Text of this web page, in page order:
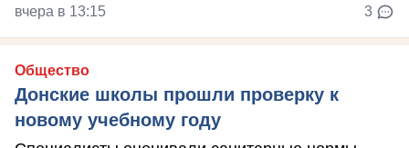
вчера в 13:15 3
Общество
Донские школы прошли проверку к
новому учебному году